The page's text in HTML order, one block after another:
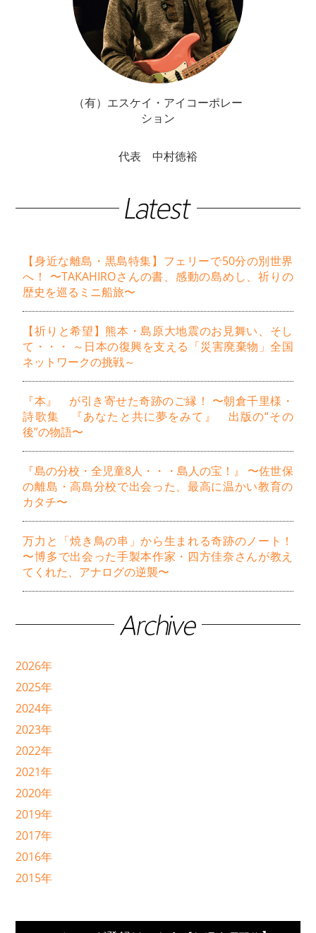
（有）エスケイ・アイコーポレー
ション
代表 中村徳裕
【身近な離島・黒島特集】フェリーで50分の別世界
へ！ 〜TAKAHIROさんの書、感動の島めし、祈りの
歴史を巡るミニ船旅〜
【祈りと希望】熊本・島原大地震のお見舞い、そし
て・・・ ～日本の復興を支える「災害廃棄物」全国
ネットワークの挑戦～
『本』 が引き寄せた奇跡のご縁！ 〜朝倉千里様・
詩歌集 『あなたと共に夢をみて』 出版の“その
後”の物語〜
『島の分校・全児童8人・・・島人の宝！』 〜佐世保
の離島・高島分校で出会った、最高に温かい教育の
カタチ〜
万力と「焼き鳥の串」から生まれる奇跡のノート！
〜博多で出会った手製本作家・四方佳奈さんが教え
てくれた、アナログの逆襲〜
2026年
2025年
2024年
2023年
2022年
2021年
2020年
2019年
2017年
2016年
2015年